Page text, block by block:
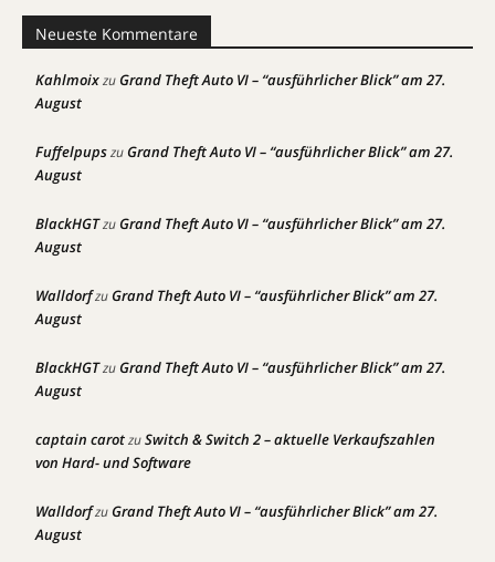
Neueste Kommentare
KahlmoixzuGrand Theft Auto VI – “ausführlicher Blick” am 27.
August
FuffelpupszuGrand Theft Auto VI – “ausführlicher Blick” am 27.
August
BlackHGTzuGrand Theft Auto VI – “ausführlicher Blick” am 27.
August
WalldorfzuGrand Theft Auto VI – “ausführlicher Blick” am 27.
August
BlackHGTzuGrand Theft Auto VI – “ausführlicher Blick” am 27.
August
captain carotzuSwitch & Switch 2 – aktuelle Verkaufszahlen
von Hard- und Software
WalldorfzuGrand Theft Auto VI – “ausführlicher Blick” am 27.
August